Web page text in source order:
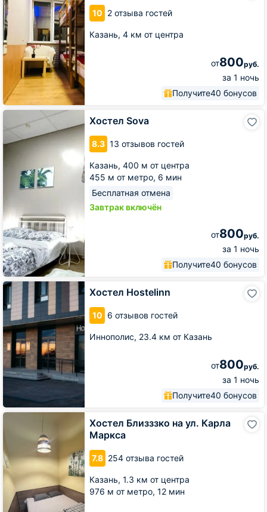
10 2 отзыва гостей
Казань, 4 км от центра
от800руб.
за 1 ночь
Получите40 бонусов
Дверь
Хостел Sova
8.3 13 отзывов гостей
Казань, 400 м от центра
455 м от метро, 6 мин
Бесплатная отмена
Завтрак включён
от800руб.
за 1 ночь
Получите40 бонусов
Хостел
Sova
Хостел Hostelinn
10 6 отзывов гостей
Иннополис, 23.4 км от Казань
от800руб.
за 1 ночь
Получите40 бонусов
Хостел
Hostelinn
Хостел Близззко на ул. Карла
Маркса
7.8 254 отзыва гостей
Казань, 1.3 км от центра
976 м от метро, 12 мин
Хостел
ул.
Карла
Маркса